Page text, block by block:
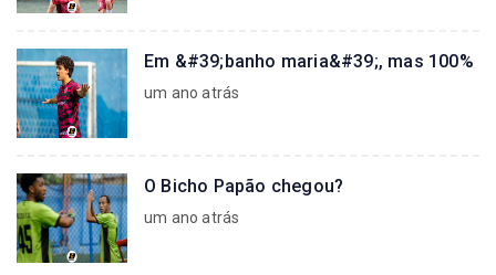
Em &#39;banho maria&#39;, mas 100%
um ano atrás
O Bicho Papão chegou?
um ano atrás